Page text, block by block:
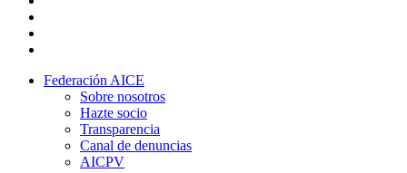
Federación AICE
Sobre nosotros
Hazte socio
Transparencia
Canal de denuncias
AICPV